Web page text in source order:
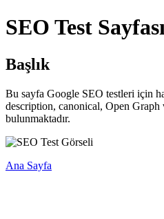
SEO Test
Başlık
Bu sayfa Google SEO testleri için
description, canonical, Open Graph
bulunmaktadır.
Ana Sayfa